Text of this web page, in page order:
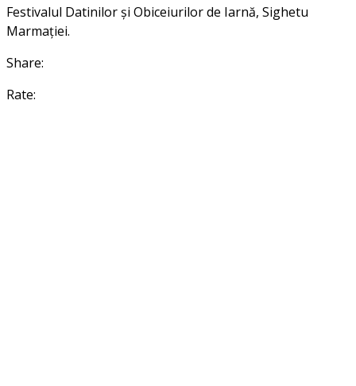
Festivalul Datinilor și Obiceiurilor de Iarnă, Sighetu
Marmației.
Share:
Rate: